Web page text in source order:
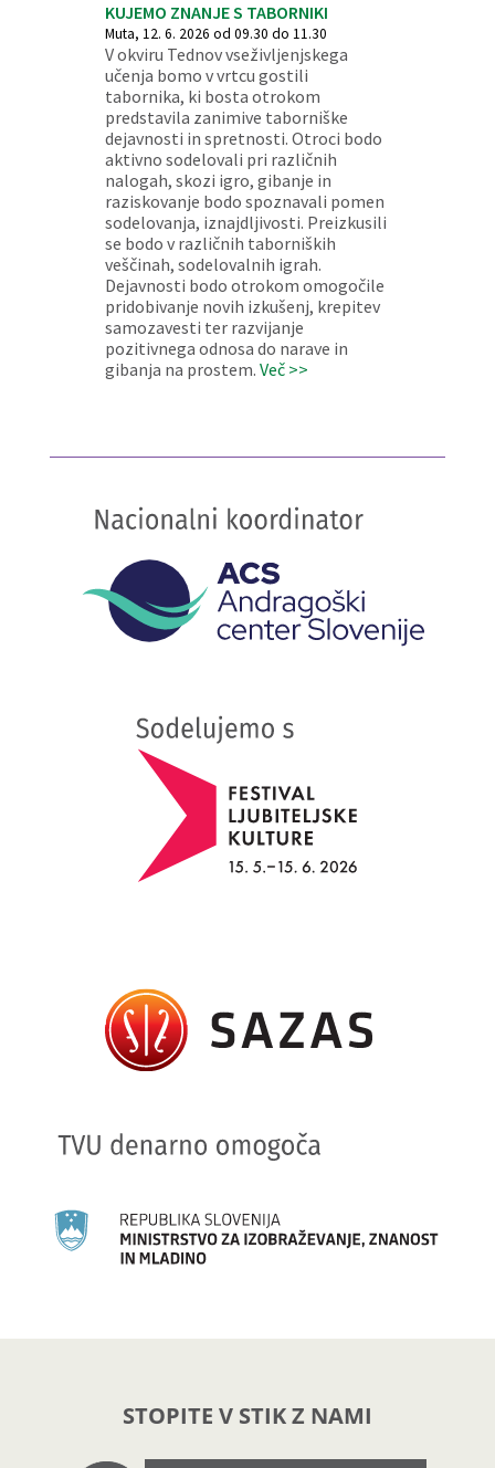
KUJEMO ZNANJE S TABORNIKI
Muta, 12. 6. 2026 od 09.30 do 11.30
V okviru Tednov vseživljenjskega
učenja bomo v vrtcu gostili
tabornika, ki bosta otrokom
predstavila zanimive taborniške
dejavnosti in spretnosti. Otroci bodo
aktivno sodelovali pri različnih
nalogah, skozi igro, gibanje in
raziskovanje bodo spoznavali pomen
sodelovanja, iznajdljivosti. Preizkusili
se bodo v različnih taborniških
veščinah, sodelovalnih igrah.
Dejavnosti bodo otrokom omogočile
pridobivanje novih izkušenj, krepitev
samozavesti ter razvijanje
pozitivnega odnosa do narave in
gibanja na prostem. Več >>
STOPITE V STIK Z NAMI